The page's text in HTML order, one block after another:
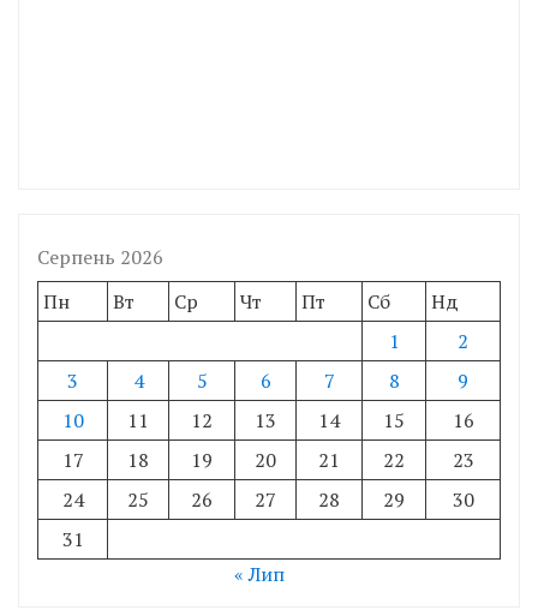
Серпень 2026
Пн
Вт Ср Чт Пт Сб
Нд
1
2
3
4 5 6 7 8
9
10
11 12 13 14 15
16
17
18 19 20 21 22
23
24
25 26 27 28 29
30
31
« Лип